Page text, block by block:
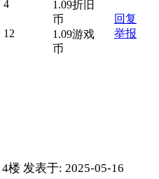
4
1.09折旧
币
12
1.09游戏
币
回复
举报
4楼 发表于: 2025-05-16